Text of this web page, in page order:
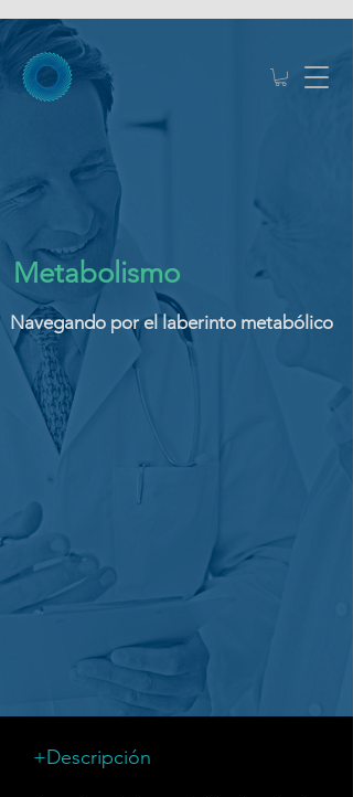
Metabolismo
Navegando por el laberinto metabólico
+Descripción